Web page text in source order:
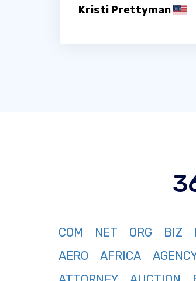
Kristi Prettyman
COM NET ORG BIZ
AERO
AFRICA